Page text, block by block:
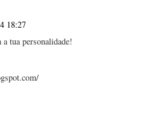
18:27
tua personalidade!